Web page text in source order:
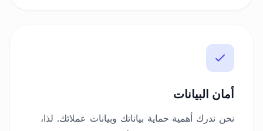
أمان البيانات
نحن ندرك أهمية حماية بياناتك وبيانات عملائك. لذا،